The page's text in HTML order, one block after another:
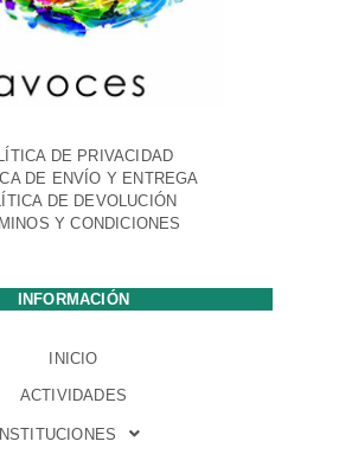
DE PRIVACIDAD
DE ENVÍO Y ENTREGA
DE DEVOLUCIÓN
Y CONDICIONES
INFORMACIÓN
INICIO
ACTIVIDADES
INSTITUCIONES